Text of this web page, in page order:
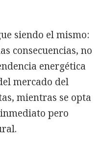
siendo el mismo:
consecuencias, no
energética
mercado del
mientras se opta
pero